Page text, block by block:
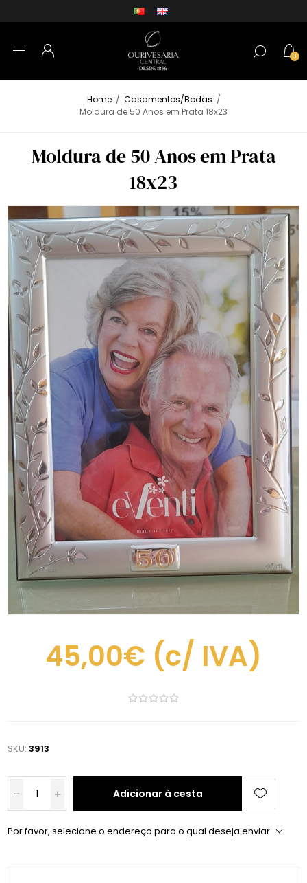
0
Home / Casamentos/Bodas /
Moldura de 50 Anos em Prata 18x23
Moldura de 50 Anos em Prata
18x23
45,00€ (c/ IVA)
SKU: 3913
Adicionar à cesta
Por favor, selecione o endereço para o qual deseja enviar